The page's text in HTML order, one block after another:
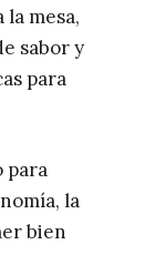
mesa,
sabor y
para
para
la
bien